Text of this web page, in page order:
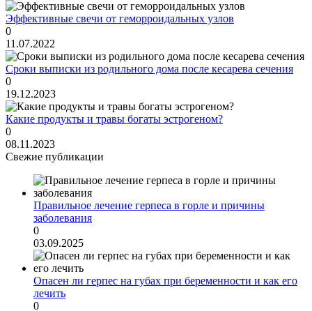
Эффективные свечи от геморроидальных узлов
0
11.07.2022
Сроки выписки из родильного дома после кесарева сечения
0
19.12.2023
Какие продукты и травы богаты эстрогеном?
0
08.11.2023
Свежие публикации
Правильное лечение герпеса в горле и причины
заболевания
0
03.09.2025
Опасен ли герпес на губах при беременности и как его
лечить
0